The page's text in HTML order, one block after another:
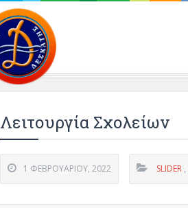
Λειτουργία Σχολείων
1 ΦΕΒΡΟΥΑΡΊΟΥ, 2022 SLIDER ,